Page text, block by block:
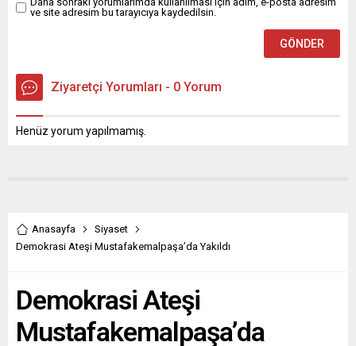
ve site adresim bu tarayıcıya kaydedilsin.
Ziyaretçi Yorumları - 0 Yorum
Henüz yorum yapılmamış.
Anasayfa
Siyaset
Demokrasi Ateşi Mustafakemalpaşa’da Yakıldı
Demokrasi Ateşi
Mustafakemalpaşa’da